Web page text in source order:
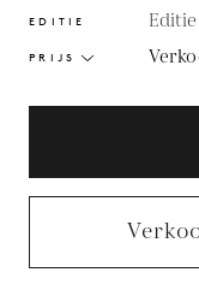
EDITIE
PRIJS